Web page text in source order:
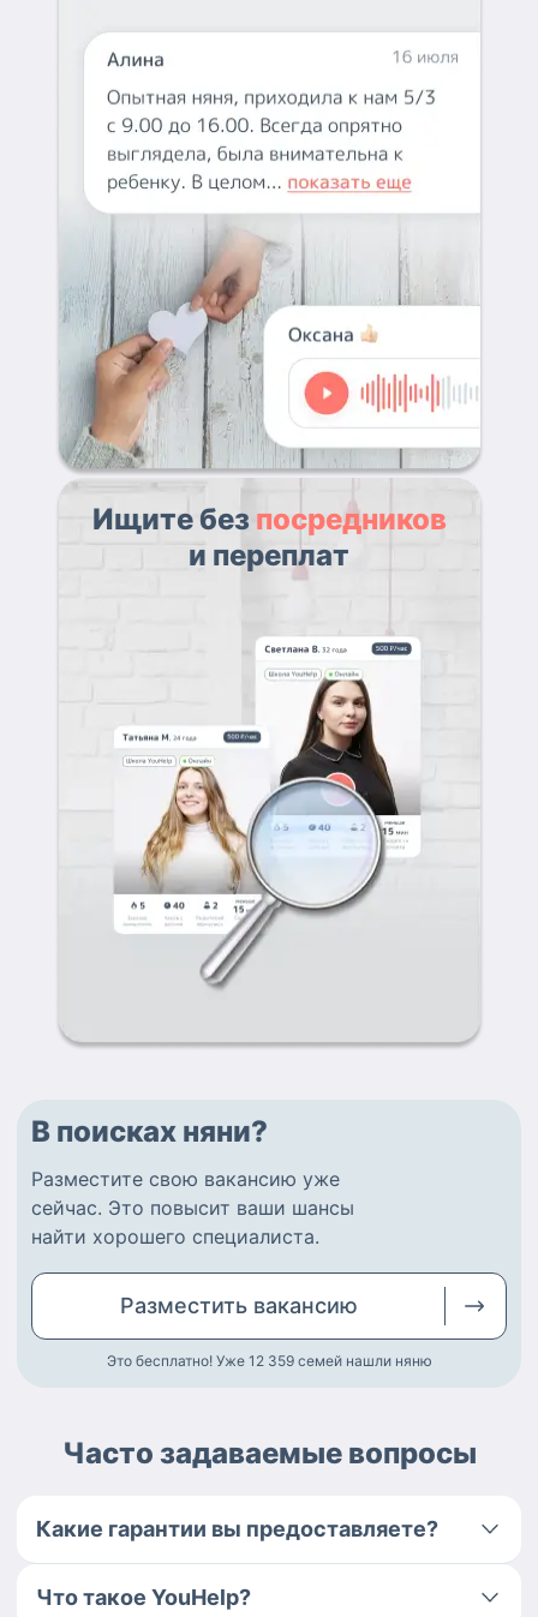
Ищите без посредников
и переплат
В поисках няни?
Разместите свою вакансию уже
сейчас. Это повысит ваши шансы
найти хорошего специалиста.
Разместить вакансию
Это бесплатно! Уже 12 359 семей нашли няню
Часто задаваемые вопросы
Какие гарантии вы предоставляете?
Что такое YouHelp?